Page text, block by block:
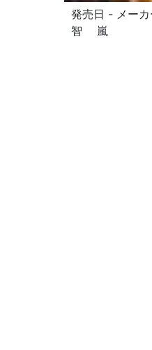
発売日 - メー
智 嵐